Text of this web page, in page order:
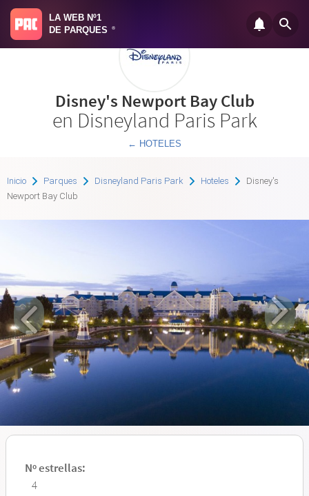
LA WEB Nº1
DE PARQUES
®
Disney's Newport Bay Club
en Disneyland Paris Park
← HOTELES
Inicio Parques Disneyland Paris Park Hoteles
Disney's
Newport Bay Club
Nº estrellas:
4